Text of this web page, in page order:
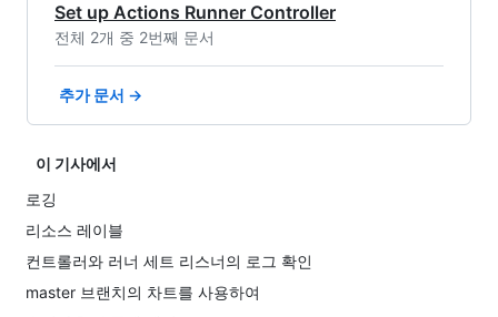
Set up Actions Runner Controller
전체 2개 중 2번째 문서
추가 문서 →
이 기사에서
로깅
리소스 레이블
컨트롤러와 러너 세트 리스너의 로그 확인
master 브랜치의 차트를 사용하여